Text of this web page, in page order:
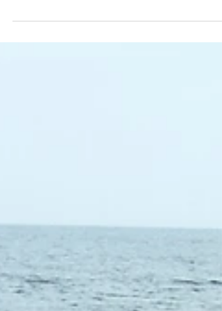
avec nous. Ce...